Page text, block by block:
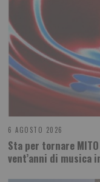
6 AGOSTO 2026
Sta per tornare
vent’anni di musica